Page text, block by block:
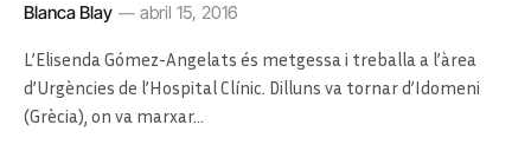
Blanca Blay abril 15, 2016
L’Elisenda Gómez-Angelats és metgessa i treballa a l’àrea
d’Urgències de l’Hospital Clínic. Dilluns va tornar d’Idomeni
(Grècia), on va marxar…